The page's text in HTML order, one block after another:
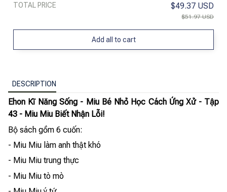
TOTAL PRICE $49.37 USD
$51.97 USD
Add all to cart
DESCRIPTION
Ehon Kĩ Năng Sống - Miu Bé Nhỏ Học Cách Ứng Xử - Tập
43 - Miu Miu Biết Nhận Lỗi!
Bộ sách gồm 6 cuốn:
- Miu Miu làm anh thật khó
- Miu Miu trung thực
- Miu Miu tò mò